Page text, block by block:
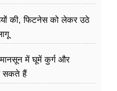
की, फिटनेस को लेकर उठे
में घूमें कुर्ग और
सकते हैं